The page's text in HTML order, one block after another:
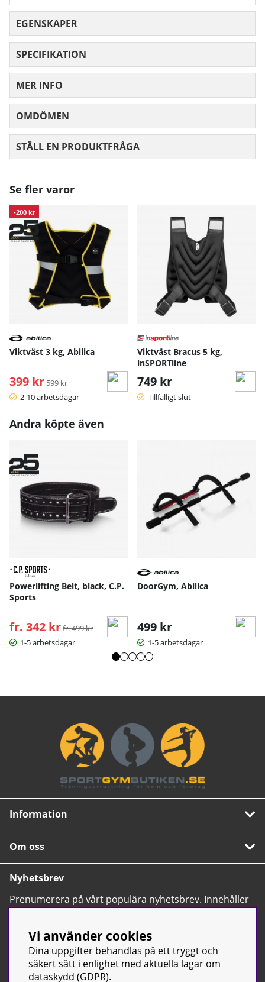
EGENSKAPER
SPECIFIKATION
MER INFO
OMDÖMEN
STÄLL EN PRODUKTFRÅGA
Se fler varor
-200 kr
Viktväst 3 kg, Abilica
399 kr Ordinarie pris:
599 kr
2-10 arbetsdagar
Viktväst Bracus 5 kg,
inSPORTline
749 kr
Tillfälligt slut
Andra köpte även
Powerlifting Belt, black, C.P.
Sports
fr. 342 kr Ordinarie pris:
fr. 499 kr
1-5 arbetsdagar
DoorGym, Abilica
499 kr
1-5 arbetsdagar
Information
Om oss
Nyhetsbrev
Prenumerera på vårt populära nyhetsbrev. Innehåller
tips, nyheter och våra allra bästa erbjudanden.
Vi använder cookies
Dina uppgifter behandlas på ett tryggt och
säkert sätt i enlighet med aktuella lagar om
dataskydd (GDPR).